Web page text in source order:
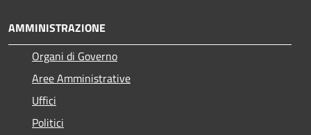
AMMINISTRAZIONE
Organi di Governo
Aree Amministrative
Uffici
Politici